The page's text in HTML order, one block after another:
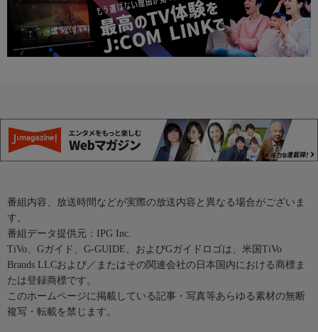
番組内容、放送時間などが実際の放送内容と異なる場合がございま
す。
番組データ提供元：IPG Inc.
TiVo、Gガイド、G-GUIDE、およびGガイドロゴは、米国TiVo
Brands LLCおよび／またはその関連会社の日本国内における商標ま
たは登録商標です。
このホームページに掲載している記事・写真等あらゆる素材の無断
複写・転載を禁じます。